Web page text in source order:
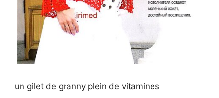
un gilet de granny plein de vitamines